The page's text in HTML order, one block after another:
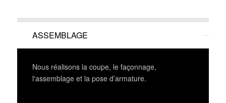
ASSEMBLAGE
Nous réalisons la coupe, le façonnage,
l'assemblage et la pose d’armature.